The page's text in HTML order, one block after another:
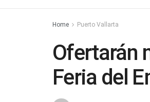
Home Puerto Vallarta
Ofertarán
Feria del